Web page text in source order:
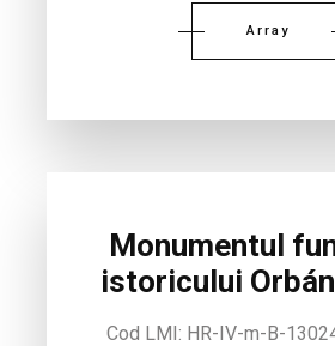
Array
Monumentul
istoricului
Cod LMI: HR-IV-m-B-